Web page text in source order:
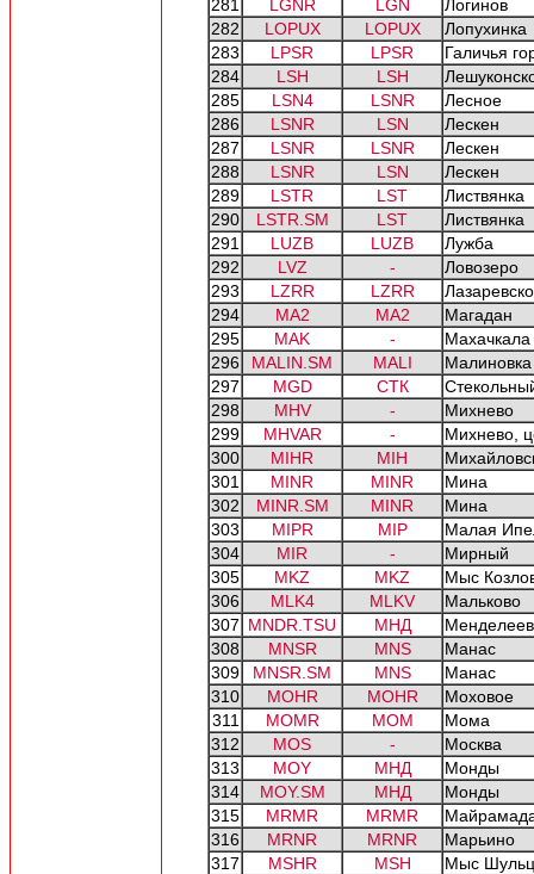
281 LGNR LGN
Логинов
282
LOPUX LOPUX
Лопухинка
283
LPSR LPSR
Галичья
284
LSH LSH
285
LSN4 LSNR
Лесное
286
LSNR LSN
Лескен
287
LSNR LSNR
Лескен
288
LSNR LSN
Лескен
289
LSTR LST
Листвянка
290
LSTR.SM LST
Листвянка
291
LUZB LUZB
Лужба
292
LVZ -
Ловозеро
293
LZRR LZRR
294
MA2 MA2
Магадан
295
MAK -
Махачкала
296
MALIN.SM MALI
Малиновка
297
MGD СТК
298
MHV -
Михнево
299
MHVAR -
Михнево,
300
MIHR MIH
301
MINR MINR
Мина
302
MINR.SM MINR
Мина
303
MIPR MIP
Малая
304
MIR -
Мирный
305
MKZ MKZ
Мыс
306
MLK4 MLKV
Мальково
307 MNDR.TSU МНД
308
MNSR MNS
Манас
309
MNSR.SM MNS
Манас
310
MOHR MOHR
Моховое
311
MOMR MOM
Мома
312
MOS -
Москва
313
MOY МНД
Монды
314
MOY.SM МНД
Монды
315
MRMR MRMR
316
MRNR MRNR
Марьино
317
MSHR MSH
Мыс